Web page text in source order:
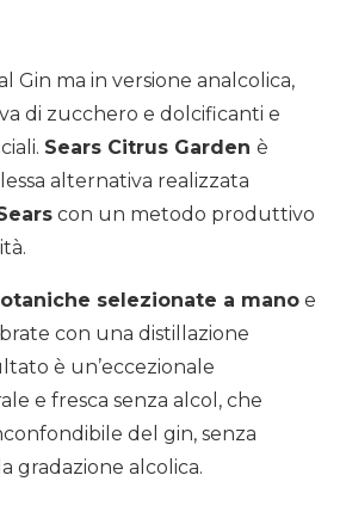
Gin ma in versione analcolica,
di zucchero e dolcificanti e
Sears Citrus Garden è
alternativa realizzata
con un metodo produttivo
selezionate a mano e
con una distillazione
è un’eccezionale
e fresca senza alcol, che
del gin, senza
gradazione alcolica.